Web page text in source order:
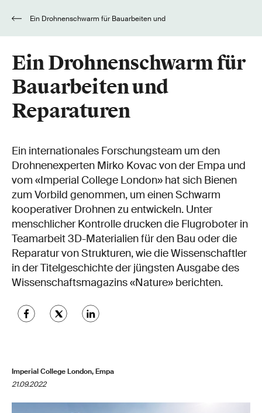
Ein Drohnenschwarm für
Bauarbeiten und
Reparaturen
Ein internationales Forschungsteam um den
Drohnenexperten Mirko Kovac von der Empa und
vom «Imperial College London» hat sich Bienen
zum Vorbild genommen, um einen Schwarm
kooperativer Drohnen zu entwickeln. Unter
menschlicher Kontrolle drucken die Flugroboter in
Teamarbeit 3D-Materialien für den Bau oder die
Reparatur von Strukturen, wie die Wissenschaftler
in der Titelgeschichte der jüngsten Ausgabe des
Wissenschaftsmagazins «Nature» berichten.
Imperial College London, Empa
21.09.2022